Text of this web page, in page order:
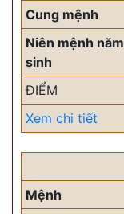
Cung mệnh
Niên mệnh năm
sinh
ĐIỂM
Xem chi tiết
Mệnh